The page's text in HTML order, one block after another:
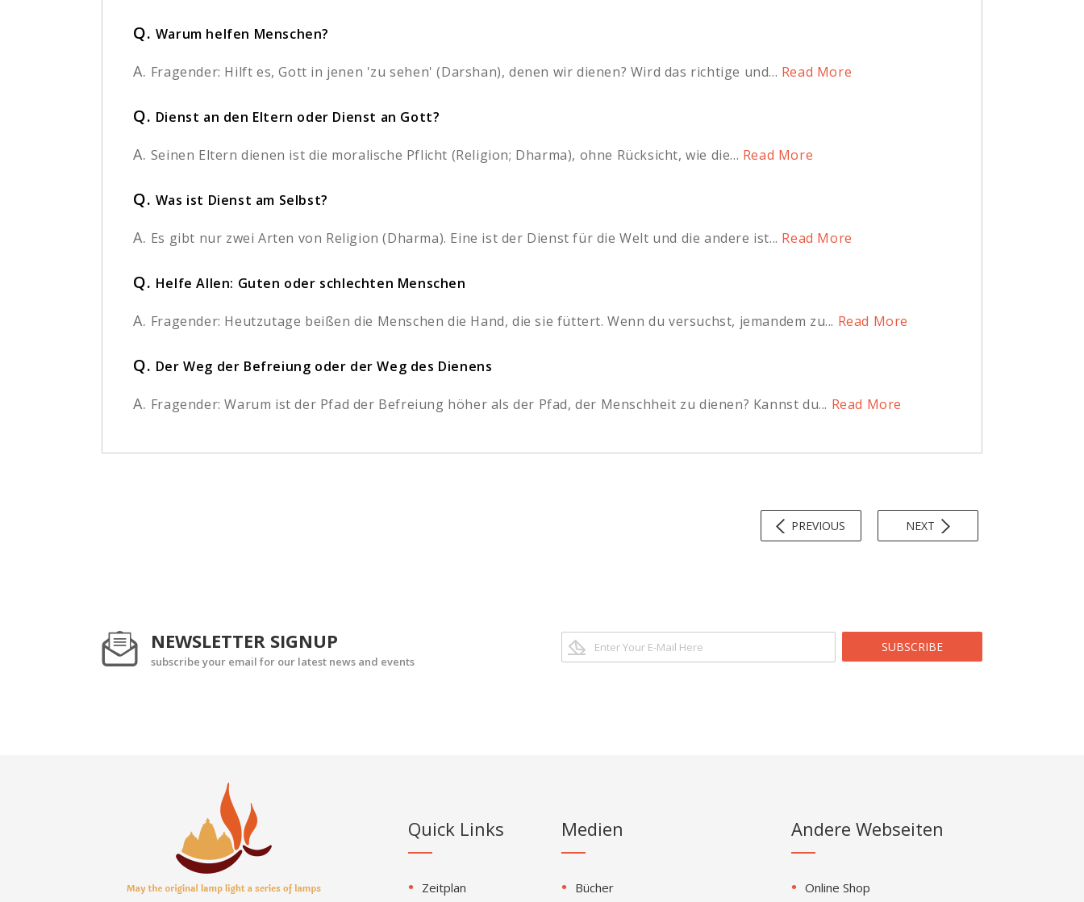
Q. Warum helfen Menschen?
A. Fragender: Hilft es, Gott in jenen 'zu sehen' (Darshan), denen wir dienen? Wird das richtige und... Read More
Q. Dienst an den Eltern oder Dienst an Gott?
A. Seinen Eltern dienen ist die moralische Pflicht (Religion; Dharma), ohne Rücksicht, wie die... Read More
Q. Was ist Dienst am Selbst?
A. Es gibt nur zwei Arten von Religion (Dharma). Eine ist der Dienst für die Welt und die andere ist... Read More
Q. Helfe Allen: Guten oder schlechten Menschen
A. Fragender: Heutzutage beißen die Menschen die Hand, die sie füttert. Wenn du versuchst, jemandem zu... Read More
Q. Der Weg der Befreiung oder der Weg des Dienens
A. Fragender: Warum ist der Pfad der Befreiung höher als der Pfad, der Menschheit zu dienen? Kannst du... Read More
PREVIOUS NEXT
NEWSLETTER SIGNUP
subscribe your email for our latest news and events
SUBSCRIBE
Quick Links
Zeitplan
Medien
Bücher
Andere Webseiten
Online Shop